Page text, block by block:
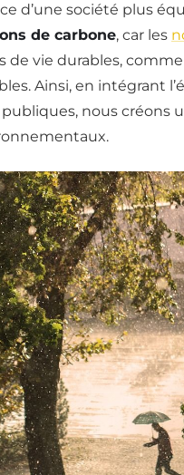
d’une société plus
de carbone, car les
de vie durables,
Ainsi, en intégrant
nous créons